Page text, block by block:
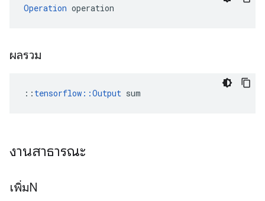
Operation operation
ผลรวม
:: tensorflow::Output sum
งานสาธารณะ
เพิ่มN